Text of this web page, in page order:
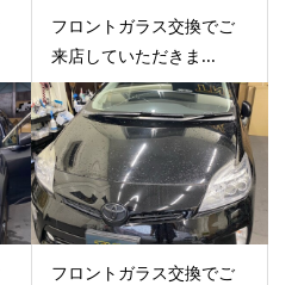
フロントガラス交換でご
来店していただきま...
フロントガラス交換でご